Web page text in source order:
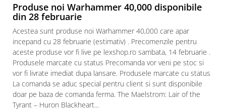
Produse noi Warhammer 40,000 disponibile
din 28 februarie
Acestea sunt produse noi Warhammer 40,000 care apar
incepand cu 28 februarie (estimativ) . Precomenzile pentru
aceste produse vor fi live pe lexshop.ro sambata, 14 februarie .
Produsele marcate cu status Precomanda vor veni pe stoc si
vor fi livrate imediat dupa lansare. Produsele marcate cu status
La comanda se aduc special pentru client si sunt disponibile
doar pe baza de comanda ferma. The Maelstrom: Lair of the
Tyrant – Huron Blackheart...